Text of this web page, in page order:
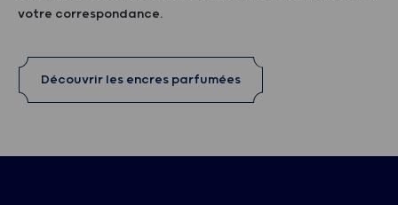
votre correspondance.
Découvrir les encres parfumées